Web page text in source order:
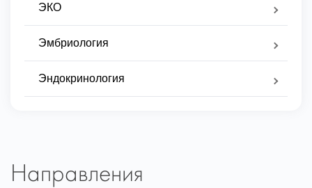
ЭКО
Эмбриология
Эндокринология
Направления